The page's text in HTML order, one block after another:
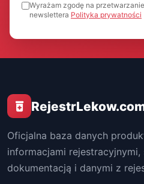
Wyrażam zgodę na
newslettera Polityka prywatności
Oficjalna baza danych
informacjami
dokumentacją i danymi z